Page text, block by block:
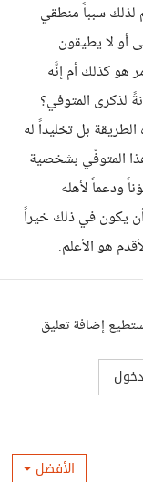
لذلك سبباً منطقي
أو لا يطيقون
هو كذلك أم إنَّه
لذكرى المتوفي؟
بل تخليداً له
المتوفّي بشخصية
ودعماً لأهله
أن يكون في ذلك خيراً
هو الأعلم.
إضافة تعليق
دخول
الأفضل